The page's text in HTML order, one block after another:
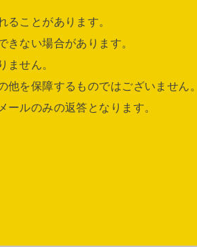
ることがあります。
きない場合があります。
ません。
を保障するものではございません。
ールのみの返答となります。